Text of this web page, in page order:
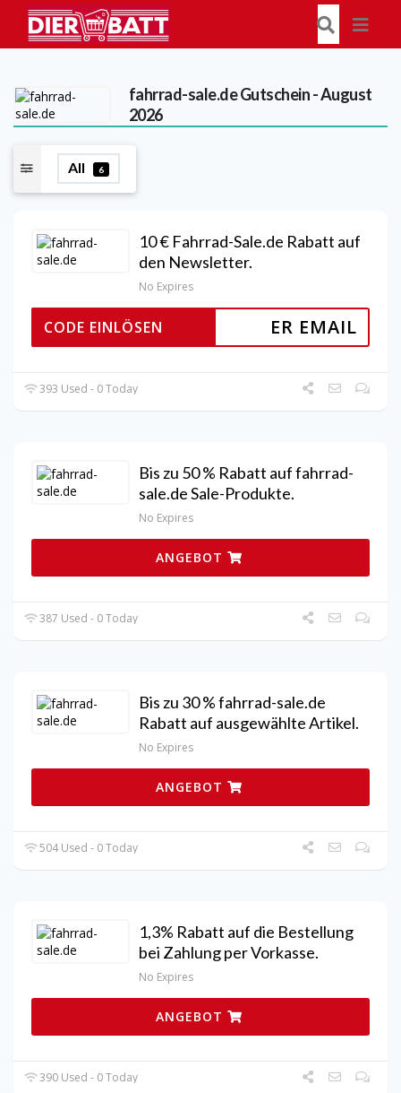
fahrrad-sale.deGutschein - August
2026
All 6
10 € Fahrrad-Sale.de Rabatt auf
den Newsletter.
No Expires
ER EMAIL
CODE EINLÖSEN
393 Used - 0 Today
Bis zu 50 % Rabatt auf fahrrad-
sale.de Sale-Produkte.
No Expires
ANGEBOT
387 Used - 0 Today
Bis zu 30 % fahrrad-sale.de
Rabatt auf ausgewählte Artikel.
No Expires
ANGEBOT
504 Used - 0 Today
1,3% Rabatt auf die Bestellung
bei Zahlung per Vorkasse.
No Expires
ANGEBOT
390 Used - 0 Today